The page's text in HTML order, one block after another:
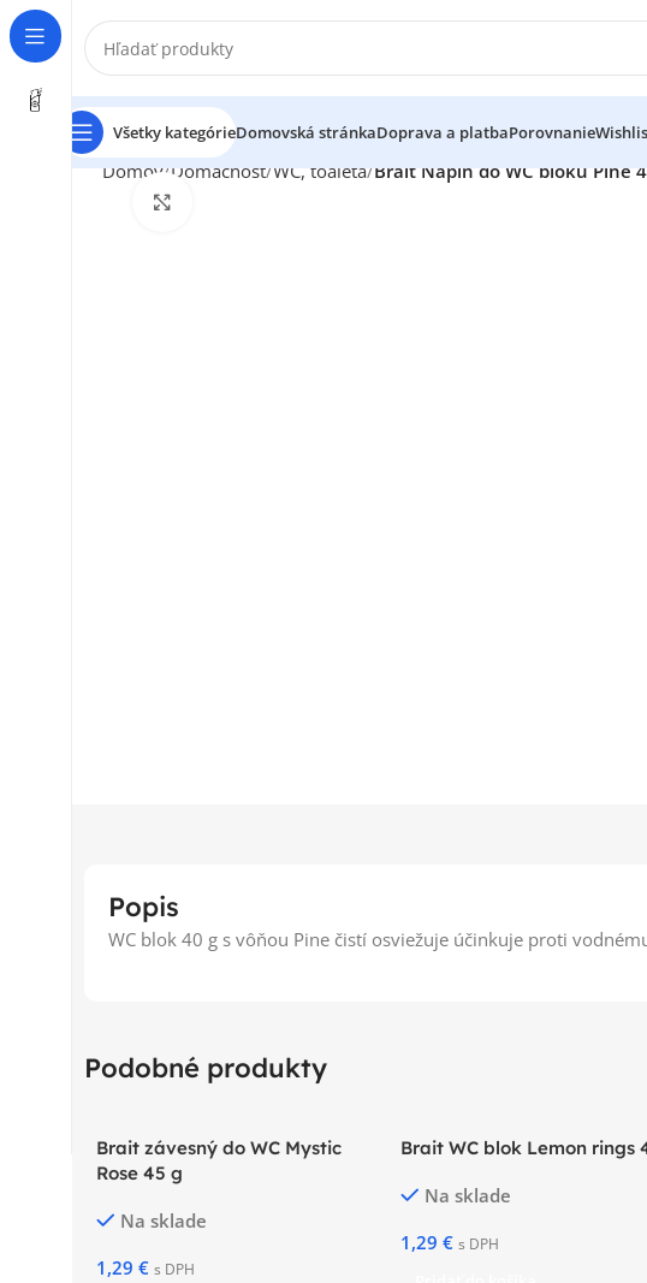
Všetky kategórieDomovská stránkaDoprava a platbaPorovnanie
Domov Domácnosť WC, toaleta Brait Náplň do WC bloku Pine
Popis
WC blok 40 g s vôňou Pine čistí osviežuje účinkuje proti
Podobné produkty
Brait závesný do WC Mystic
Rose 45 g
Na sklade
1,29 € s DPH
Brait WC blok Lemon rings
Na sklade
1,29 € s DPH